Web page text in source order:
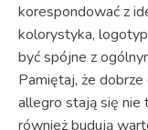
korespondować z
kolorystyka,
być spójne z
Pamiętaj, że
allegro stają się nie
również budują